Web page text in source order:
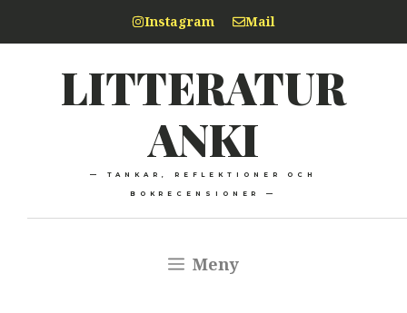
till
Instagram Mail
LITTERATUR
ANKI
— TANKAR, REFLEKTIONER OCH
BOKRECENSIONER —
Meny